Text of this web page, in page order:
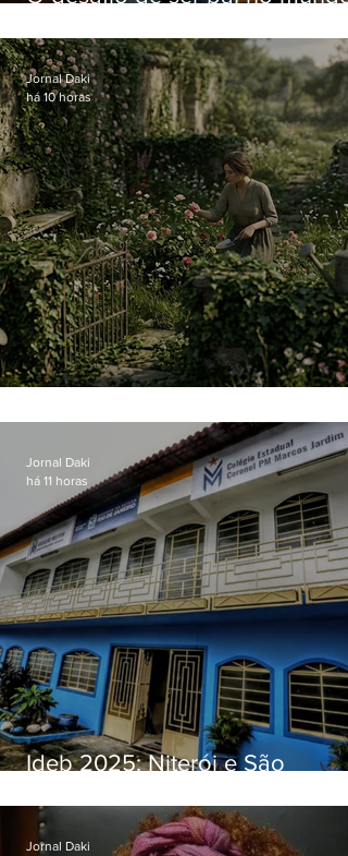
Jornal Daki
há 10 horas
Ideb 2025: Niterói e São
distintos no ensino médio; veja
Jornal Daki
há 11 horas
Jornal Daki